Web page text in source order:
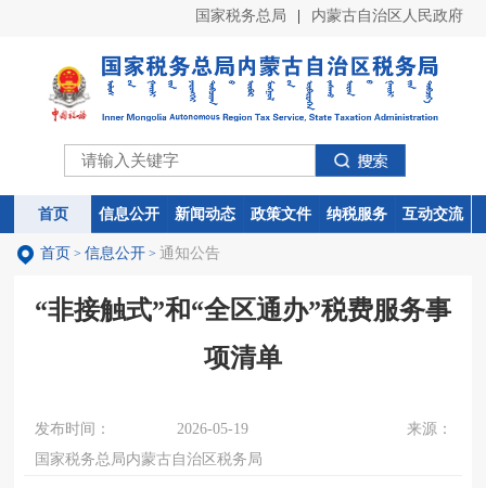
国家税务总局 内蒙古自治区人民政府
首页 信息公开 新闻动态 政策文件 纳税服务 互动交流
首页 信息公开 新闻动态 政策文件 纳税服务 互动交流
首页 > 信息公开> 通知公告
“非接触式”和“全区通办”税费服务事
项清单
发布时间： 2026-05-19
来源：
国家税务总局内蒙古自治区税务局